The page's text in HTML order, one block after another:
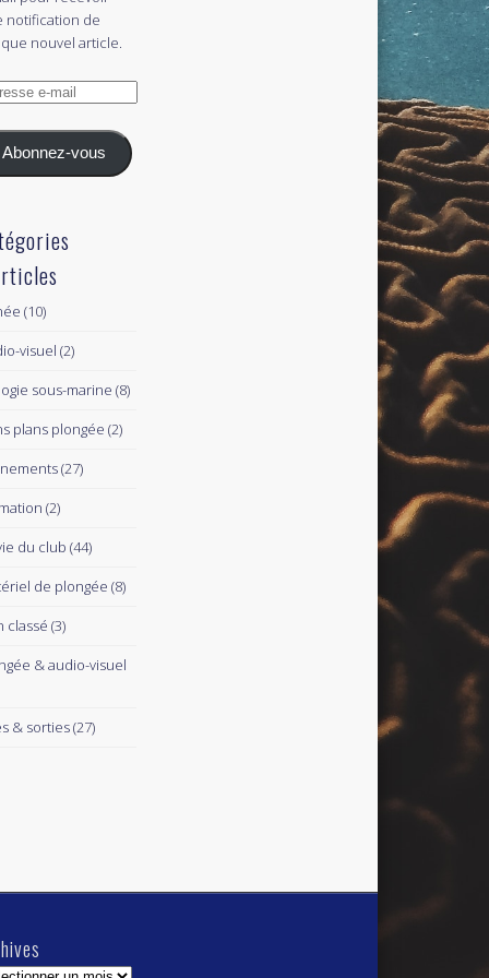
notification de
nouvel article.
Abonnez-vous
(10)
visuel (2)
sous-marine (8)
plans plongée (2)
(27)
(2)
du club (44)
de plongée (8)
classé (3)
& audio-visuel
& sorties(27)